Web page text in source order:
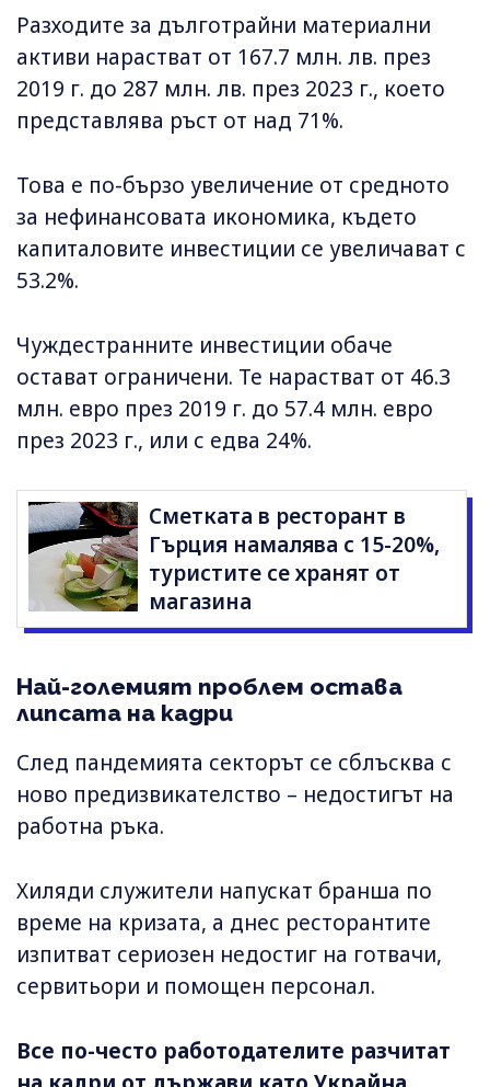
Разходите за дълготрайни материални
активи нарастват от 167.7 млн. лв. през
2019 г. до 287 млн. лв. през 2023 г., което
представлява ръст от над 71%.
Това е по-бързо увеличение от средното
за нефинансовата икономика, където
капиталовите инвестиции се увеличават с
53.2%.
Чуждестранните инвестиции обаче
остават ограничени. Те нарастват от 46.3
млн. евро през 2019 г. до 57.4 млн. евро
през 2023 г., или с едва 24%.
Сметката в ресторант в
Гърция намалява с 15-20%,
туристите се хранят от
магазина
Най-големият проблем остава
липсата на кадри
След пандемията секторът се сблъсква с
ново предизвикателство – недостигът на
работна ръка.
Хиляди служители напускат бранша по
време на кризата, а днес ресторантите
изпитват сериозен недостиг на готвачи,
сервитьори и помощен персонал.
Все по-често работодателите разчитат